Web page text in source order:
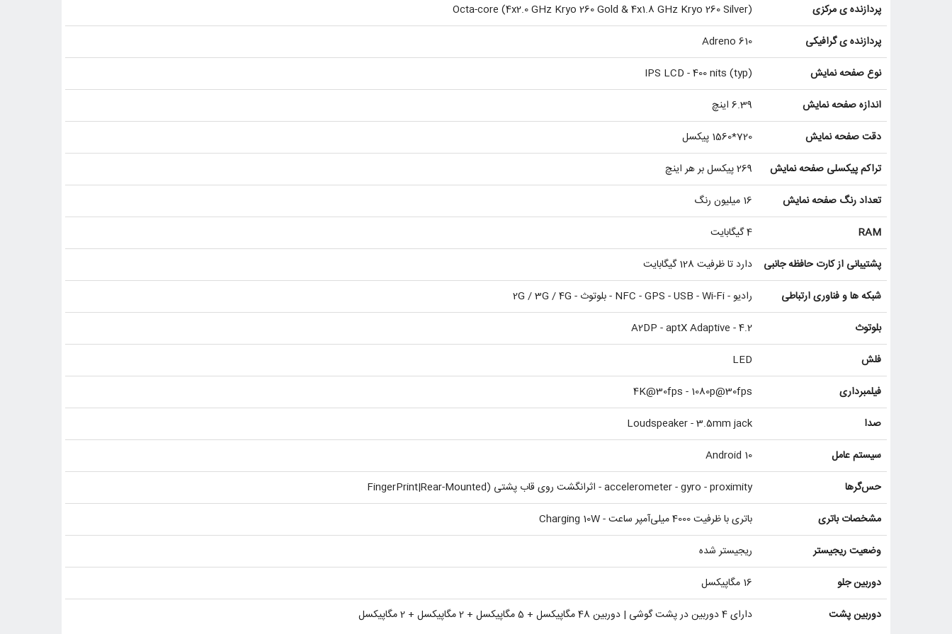
پردازنده ‌ی مرکزی
Octa-core (4x2.0 GHz Kryo 260 Gold & 4x1.8 GHz Kryo 260 Silver)
پردازنده ‌ی گرافیکی
Adreno 610
نوع صفحه نمایش
IPS LCD - 400 nits (typ)
اندازه صفحه نمایش
6.39 اینچ
دقت صفحه نمایش
720*1560 پیکسل
تراکم پیکسلی صفحه نمایش
269 پیکسل بر هر اینچ
تعداد رنگ صفحه نمایش
16 میلیون رنگ
RAM
4 گیگابایت
پشتیبانی از کارت حافظه جانبی
دارد تا ظرفیت 128 گیگابایت
شبکه ها و فناوری ارتباطی
رادیو - NFC - GPS - USB - Wi-Fi - بلوتوث - 2G / 3G / 4G
بلوتوث
4.2 - A2DP - aptX Adaptive
فلش
LED
فیلمبرداری
4K@30fps - 1080p@30fps
صدا
Loudspeaker - 3.5mm jack
سیستم عامل
Android 10
حس‌گرها
accelerometer - gyro - proximity - اثرانگشت روی قاب پشتی (FingerPrint|Rear-Mounted
مشخصات باتری
باتری با ظرفیت 4000 میلی‌آمپر ساعت - Charging 10W
وضعیت ریجیستر
ریجیستر شده
دوربین جلو
16 مگاپیکسل
دوربین پشت
دارای 4 دوربین در پشت گوشی | دوربین 48 مگاپیکسل + 5 مگاپیکسل + 2 مگاپیکسل + 2 مگاپیکسل